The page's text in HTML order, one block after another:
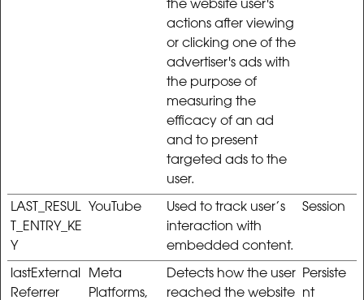
the website user's
actions after viewing
or clicking one of the
advertiser's ads with
the purpose of
measuring the
efficacy of an ad
and to present
targeted ads to the
user.
LAST_RESUL
T_ENTRY_KE
Y
YouTube
Used to track user’s
interaction with
embedded content.
Session
lastExternal
Referrer
Meta
Platforms,
Detects how the user
reached the website
Persiste
nt